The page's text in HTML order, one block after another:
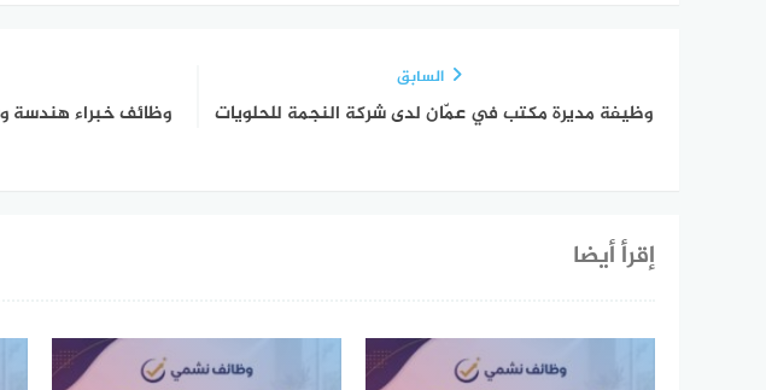
السابق
وظيفة مديرة مكتب في عمّان لدى شركة النجمة للحلويات
إقرأ أيضا